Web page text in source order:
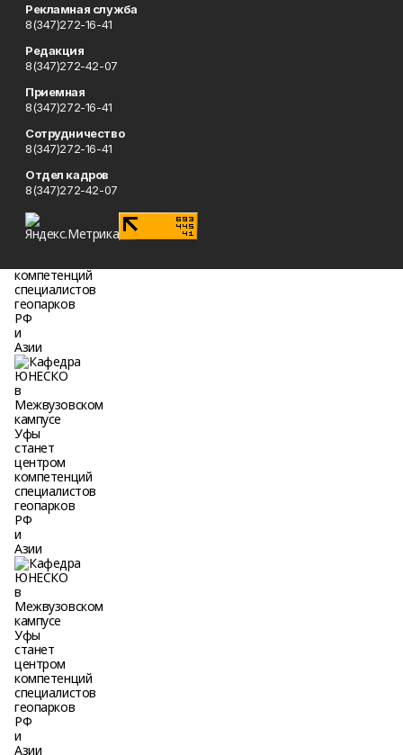
Рекламная служба
8(347)272-16-41
Редакция
8(347)272-42-07
Приемная
8(347)272-16-41
Сотрудничество
8(347)272-16-41
Отдел кадров
8(347)272-42-07